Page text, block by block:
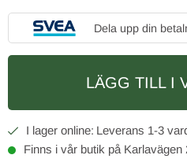
Dela upp din
LÄGG TILL I
1-3
Finns i vår butik på Karlavägen